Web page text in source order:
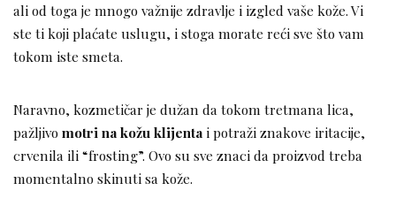
ali od toga je mnogo važnije zdravlje i izgled vaše kože. Vi
ste ti koji plaćate uslugu, i stoga morate reći sve što vam
tokom iste smeta.
Naravno, kozmetičar je dužan da tokom tretmana lica,
pažljivomotri na kožu klijenta i potraži znakove iritacije,
crvenila ili “frosting”. Ovo su sve znaci da proizvod treba
momentalno skinuti sa kože.